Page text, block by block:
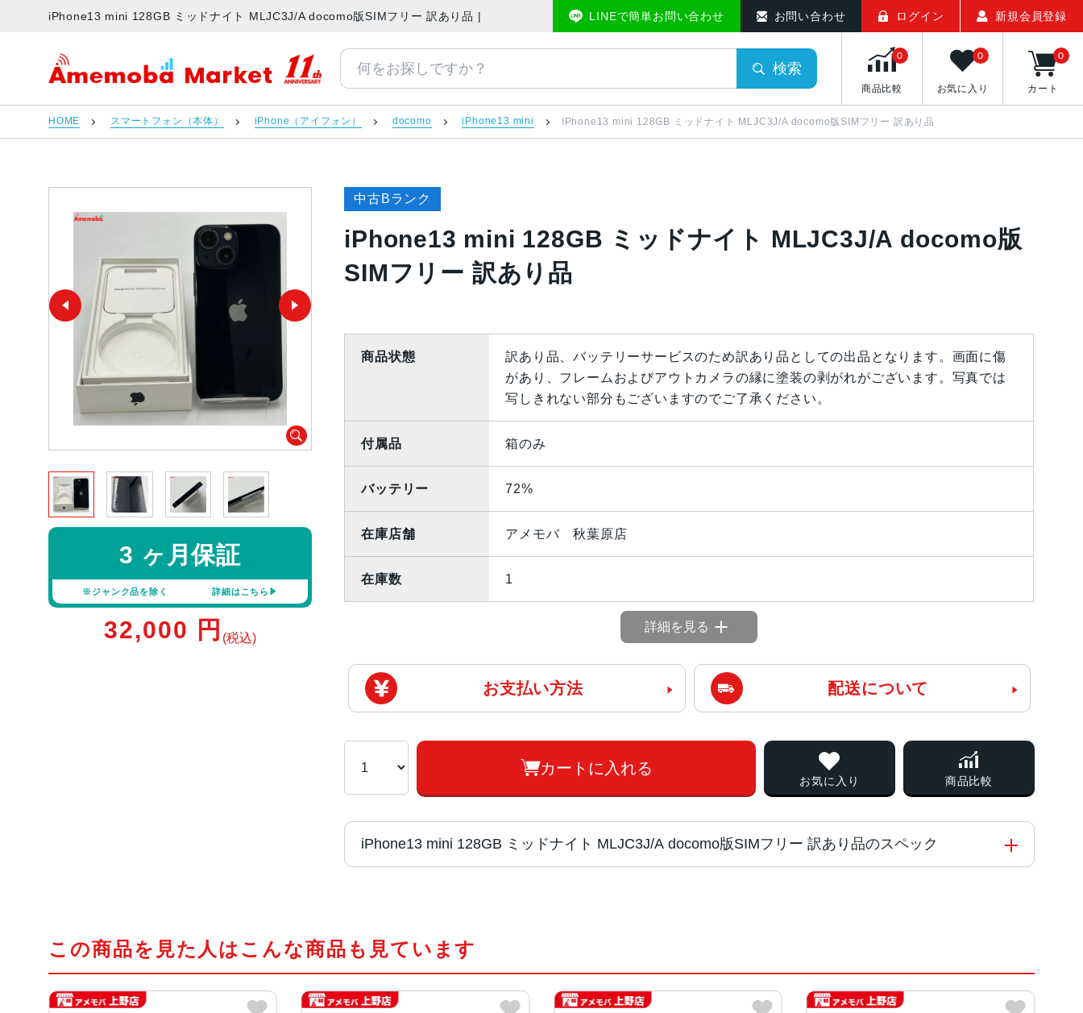
iPhone13 mini 128GB ミッドナイト MLJC3J/A docomo版SIMフリー 訳あり品 | 中古スマホ販売のアメモバマーケット
LINEで簡単お問い合わせ お問い合わせ ログイン 新規会員登録
アメモバマーケット
検索
商品比較
0
お気に入り
0
カート
0
HOME スマートフォン（本体） iPhone（アイフォン） docomo iPhone13 mini iPhone13 mini 128GB ミッドナイト MLJC3J/A docomo版SIMフリー 訳あり品
中古Bランク
iPhone13 mini 128GB ミッドナイト MLJC3J/A docomo版
SIMフリー 訳あり品
3 ヶ月保証
※ジャンク品を除く 詳細はこちら
32,000 円 (税込)
商品状態
訳あり品、バッテリーサービスのため訳あり品としての出品となります。画面に傷
があり、フレームおよびアウトカメラの縁に塗装の剥がれがございます。写真では
写しきれない部分もございますのでご了承ください。
付属品 箱のみ
バッテリー 72%
在庫店舗 アメモバ 秋葉原店
在庫数 1
詳細を見る
お支払い方法 配送について
カートに入れる
お気に入り 商品比較
iPhone13 mini 128GB ミッドナイト MLJC3J/A docomo版SIMフリー 訳あり品のスペック
カラー (PRODUCT)RED 、スターライト、ミッドナイト、ブルー、ピンク、グリーン
この商品を見た人はこんな商品も見ています